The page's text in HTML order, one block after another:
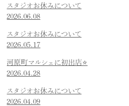
スタジオお休みについて
2026.06.08
スタジオお休みについて
2026.05.17
河原町マルシェに初出店⭐️
2026.04.28
スタジオお休みについて
2026.04.09